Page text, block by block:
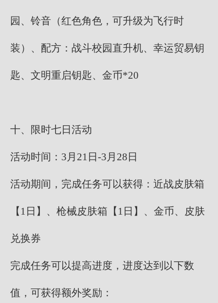
园、铃音（红色角色，可升级为飞行时
装）、配方：战斗校园直升机、幸运贸易钥
匙、文明重启钥匙、金币*20
十、限时七日活动
活动时间：3月21日-3月28日
活动期间，完成任务可以获得：近战皮肤箱
【1日】、枪械皮肤箱【1日】、金币、皮肤
兑换券
完成任务可以提高进度，进度达到以下数
值，可获得额外奖励：